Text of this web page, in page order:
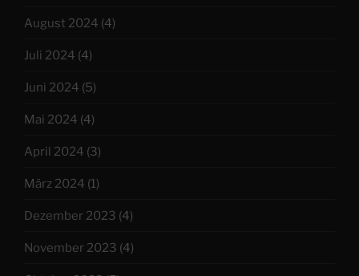
August 2024 (4)
Juli 2024 (4)
Juni 2024 (5)
Mai 2024 (4)
April 2024 (3)
März 2024 (1)
Dezember 2023 (4)
November 2023 (4)